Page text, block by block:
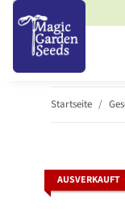
Startseite
AUSVERKAUFT